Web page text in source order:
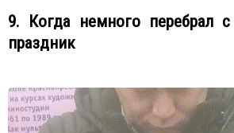
9. Когда немного перебрал
праздник